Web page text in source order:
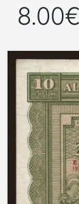
8.00€